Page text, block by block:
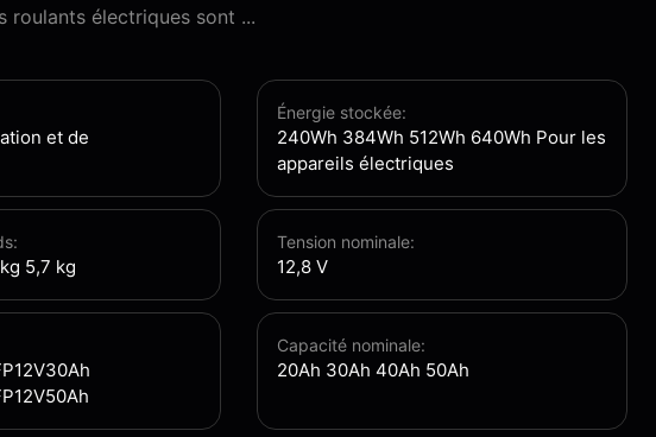
roulants électriques sont ...
et de
Énergie stockée:
240Wh 384Wh 512Wh 640Wh Pour les
appareils électriques
5,7 kg
Tension nominale:
12,8 V
Capacité nominale:
20Ah 30Ah 40Ah 50Ah